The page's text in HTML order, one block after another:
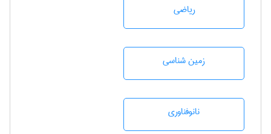
رياضی
زمين شناسی
نانوفناوری